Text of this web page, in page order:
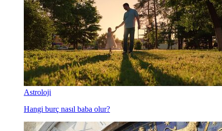
Astroloji
Hangi burç nasıl baba olur?